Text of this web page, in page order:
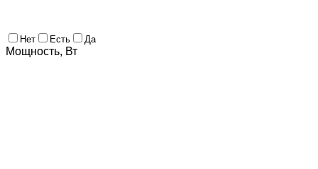
Нет Есть Да
Мощность, Вт